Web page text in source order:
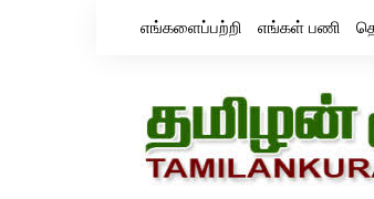
எங்களைப்பற்றி எங்கள் பணி